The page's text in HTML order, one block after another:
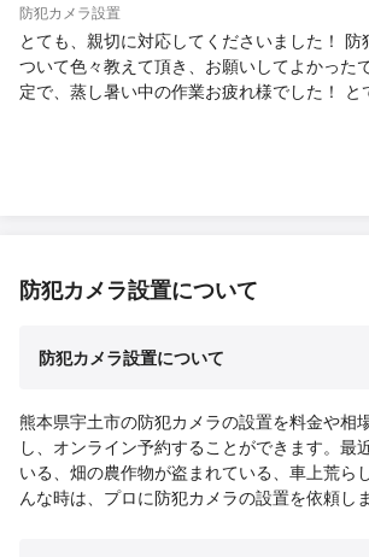
防犯カメラ設置
とても、親切に対応してくださいました！
ついて色々教えて頂き、お願いしてよかった
定で、蒸し暑い中の作業お疲れ様でした！ と
防犯カメラ設置について
防犯カメラ設置について
熊本県宇土市の防犯カメラの設置を料金や相
し、オンライン予約することができます。最
いる、畑の農作物が盗まれている、車上荒ら
んな時は、プロに防犯カメラの設置を依頼し